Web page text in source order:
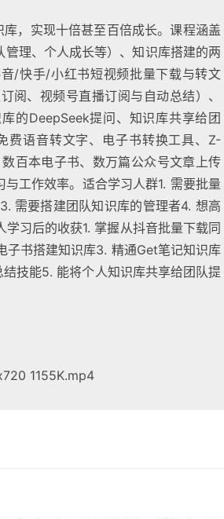
，实现十倍甚至百倍成长。课程涵盖
理、个人成长等）、知识库搭建的两
/快手/小红书短视频批量下载与转文
阅、视频号直播订阅与自动总结）、
的DeepSeek提问、知识库共享给团
费语音转文字、电子书转换工具、Z-
百本电子书、数万篇公众号文章上传
工作效率。适合学习人群1. 需要批量
需要搭建团队知识库的管理者4. 想高
习后的收获1. 掌握从抖音批量下载同
子书搭建知识库3. 精通Get笔记知识库
技能5. 能将个人知识库共享给团队提
1155K.mp4